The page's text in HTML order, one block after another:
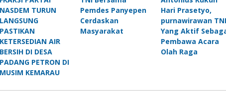
NASDEM TURUN
LANGSUNG
PASTIKAN
KETERSEDIAN AIR
BERSIH DI DESA
PADANG PETRON DI
MUSIM KEMARAU
Pemdes Panyepen
Cerdaskan
Masyarakat
Hari Prasetyo,
purnawirawan TNI
Yang Aktif
Pembawa Acara
Olah Raga